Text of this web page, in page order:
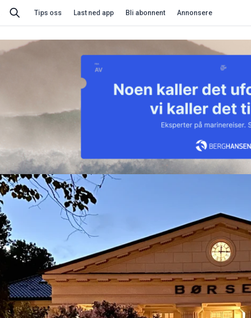
Tips oss Last ned app Bli abonnent Annonsere